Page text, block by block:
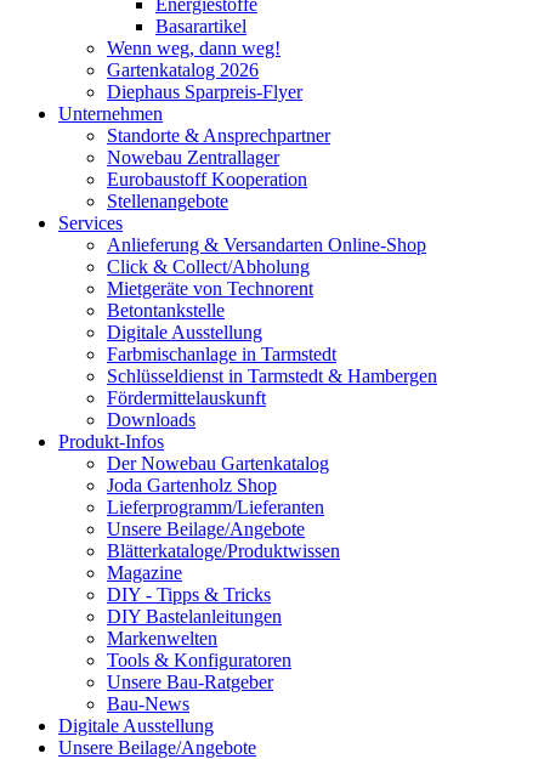
Energiestoffe
Basarartikel
Wenn weg, dann weg!
Gartenkatalog 2026
Diephaus Sparpreis-Flyer
Unternehmen
Standorte & Ansprechpartner
Nowebau Zentrallager
Eurobaustoff Kooperation
Stellenangebote
Services
Anlieferung & Versandarten Online-Shop
Click & Collect/Abholung
Mietgeräte von Technorent
Betontankstelle
Digitale Ausstellung
Farbmischanlage in Tarmstedt
Schlüsseldienst in Tarmstedt & Hambergen
Fördermittelauskunft
Downloads
Produkt-Infos
Der Nowebau Gartenkatalog
Joda Gartenholz Shop
Lieferprogramm/Lieferanten
Unsere Beilage/Angebote
Blätterkataloge/Produktwissen
Magazine
DIY - Tipps & Tricks
DIY Bastelanleitungen
Markenwelten
Tools & Konfiguratoren
Unsere Bau-Ratgeber
Bau-News
Digitale Ausstellung
Unsere Beilage/Angebote